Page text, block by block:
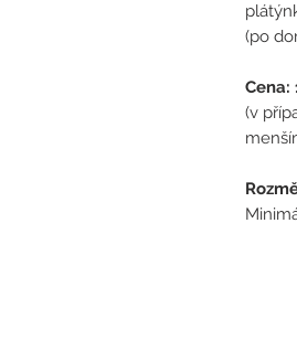
(po
Cena:
(v